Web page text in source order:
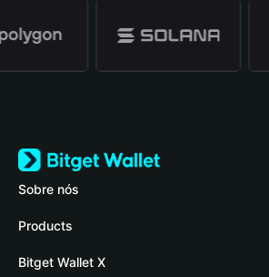
Sobre nós
Bitget Wallet
Blog
Products
Crypto Card
Bitget Wallet X